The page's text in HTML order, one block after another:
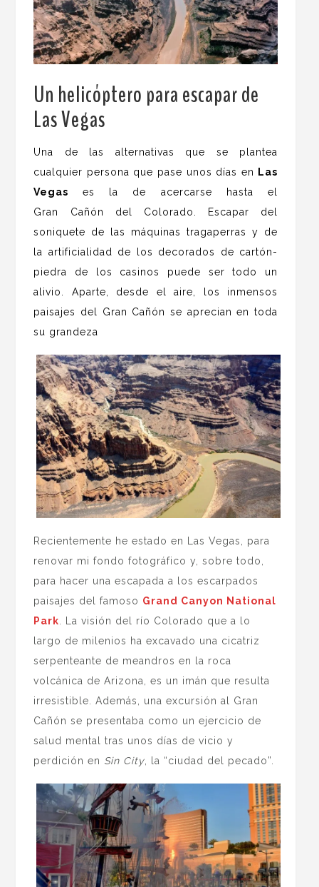
Un helicóptero para escapar de
Las Vegas
Una de las alternativas que se plantea
cualquier persona que pase unos días en
Las
Vegas es la de acercarse hasta el
Gran Cañón del Colorado. Escapar del
soniquete de las máquinas tragaperras y de
la artificialidad de los decorados de cartón-
piedra de los casinos puede ser todo un
alivio. Aparte, desde el aire, los inmensos
paisajes del Gran Cañón se aprecian en toda
su grandeza
Recientemente he estado en Las Vegas, para
renovar mi fondo fotográfico y, sobre todo,
para hacer una escapada a los escarpados
paisajes del famoso Grand Canyon National
Park . La visión del río Colorado que a lo
largo de milenios ha excavado una cicatriz
serpenteante de meandros en la roca
volcánica de Arizona, es un imán que resulta
irresistible. Además, una excursión al Gran
Cañón se presentaba como un ejercicio de
salud mental tras unos días de vicio y
perdición en Sin City , la “ciudad del pecado”.